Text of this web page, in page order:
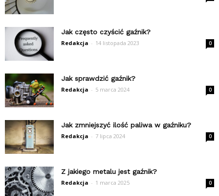
Jak często czyścić gaźnik?
Redakcja - 14 listopada 2023 0
Jak sprawdzić gaźnik?
Redakcja - 5 marca 2024 0
Jak zmniejszyć ilość paliwa w gaźniku?
Redakcja - 7 lipca 2024 0
Z jakiego metalu jest gaźnik?
Redakcja - 1 marca 2025 0